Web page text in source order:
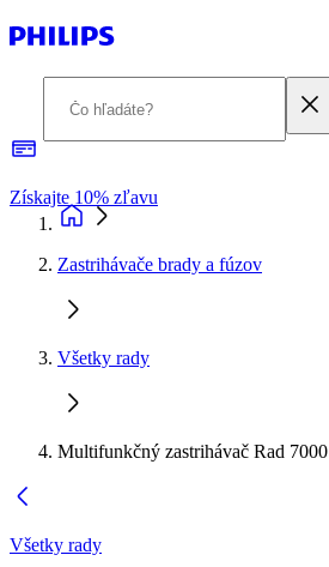
Získajte 10% zľavu
Zastrihávače brady a fúzov
Všetky rady
Multifunkčný zastrihávač Rad 7000
Všetky rady